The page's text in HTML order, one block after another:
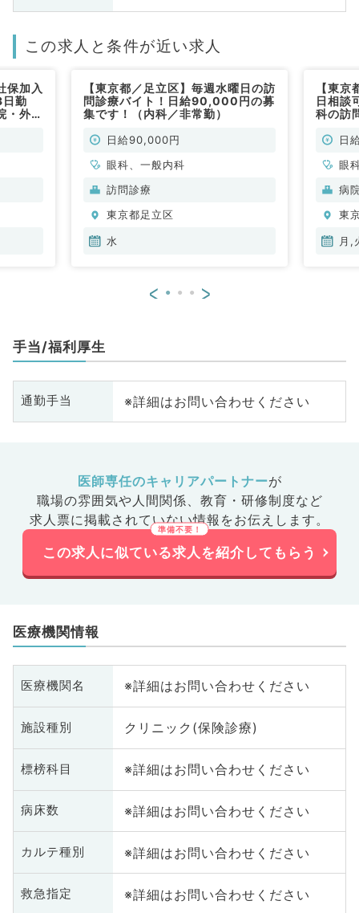
この求人と条件が近い求人
保加入
勤
・外来
【東京都／足立区】毎週水曜日の訪
問診療バイト！日給90,000円の募
集です！（内科／非常勤）
日給90,000円
眼科、一般内科
訪問診療
東京都足立区
水
【東
日相談
科の訪
日
眼
病
東
月,
< >
手当/福利厚生
通勤手当 ※詳細はお問い合わせください
医師専任のキャリアパートナーが
職場の雰囲気や人間関係、 教育・研修制度など
求人票に掲載されていない情報をお伝えします。
この求人に似ている求人を紹介してもらう
医療機関情報
医療機関名 ※詳細はお問い合わせください
施設種別 クリニック(保険診療)
標榜科目 ※詳細はお問い合わせください
病床数 ※詳細はお問い合わせください
カルテ種別 ※詳細はお問い合わせください
救急指定 ※詳細はお問い合わせください